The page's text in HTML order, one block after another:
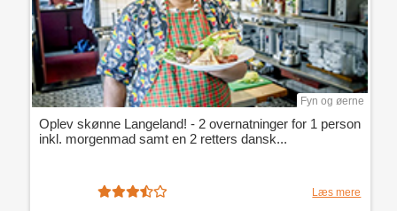
Fyn og øerne
Oplev skønne Langeland! - 2 overnatninger for 1 person
inkl. morgenmad samt en 2 retters dansk...
Læs mere